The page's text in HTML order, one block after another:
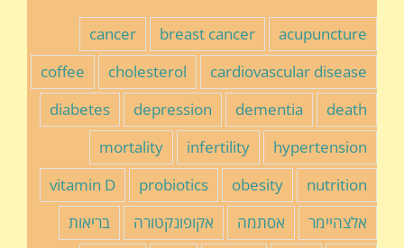
acupuncture
breast cancer
cancer
cardiovascular disease
cholesterol
coffee
death
dementia
depression
diabetes
hypertension
infertility
mortality
nutrition
obesity
probiotics
vitamin D
אלצהיימר
אסתמה אקופונקטורה
בריאות